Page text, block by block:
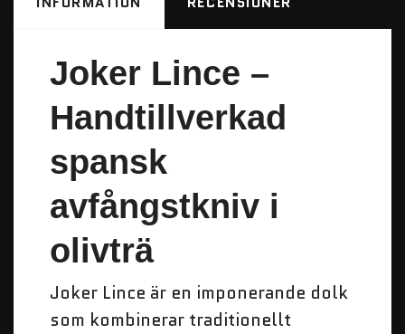
Joker Lince –
Handtillverkad
spansk
avfångstkniv i
olivträ
Joker Lince är en imponerande dolk
som kombinerar traditionellt